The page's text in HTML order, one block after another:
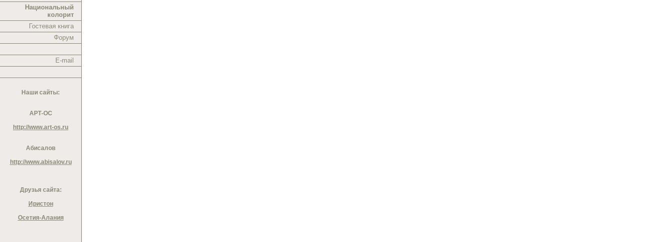
Национальный
колорит
Гостевая книга
Форум
E-mail
Наши сайты:
АРТ-ОС
http://www.art-os.ru
Абисалов
http://www.abisalov.ru
Друзья сайта:
Иристон
Осетия-Алания